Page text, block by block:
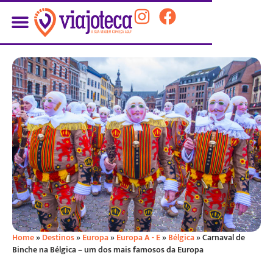
Home»Destinos»Europa»Europa A - E»Bélgica»Carnaval de
Binche na Bélgica – um dos mais famosos da Europa